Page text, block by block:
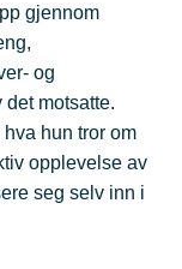
gjennom
og
motsatte.
hun tror om
opplevelse av
seg selv inn i